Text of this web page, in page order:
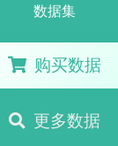
数据集
购买数据
更多数据